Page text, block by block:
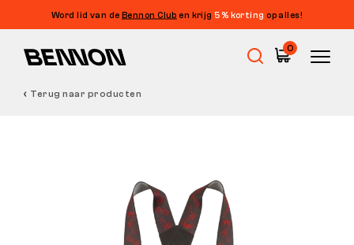
Word lid van de Bennon Club en krijg 5% korting op alles!
0
Terug naar producten